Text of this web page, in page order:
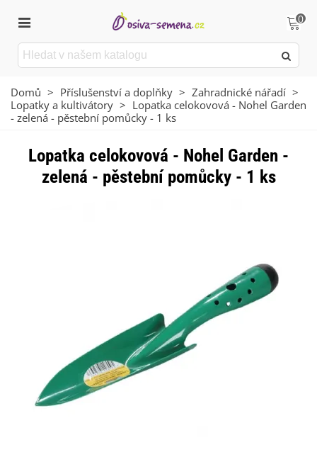
0
Domů > Příslušenství a doplňky > Zahradnické nářadí >
Lopatky a kultivátory > Lopatka celokovová - Nohel Garden
- zelená - pěstební pomůcky - 1 ks
Lopatka celokovová - Nohel Garden -
zelená - pěstební pomůcky - 1 ks